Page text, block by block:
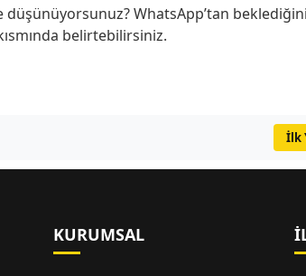
düşünüyorsunuz? WhatsApp’tan
belirtebilirsiniz.
İlk
KURUMSAL